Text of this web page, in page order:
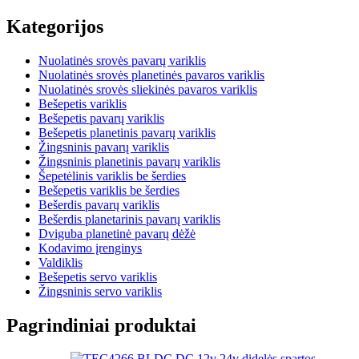
Kategorijos
Nuolatinės srovės pavarų variklis
Nuolatinės srovės planetinės pavaros variklis
Nuolatinės srovės sliekinės pavaros variklis
Bešepetis variklis
Bešepetis pavarų variklis
Bešepetis planetinis pavarų variklis
Žingsninis pavarų variklis
Žingsninis planetinis pavarų variklis
Šepetėlinis variklis be šerdies
Bešepetis variklis be šerdies
Bešerdis pavarų variklis
Bešerdis planetarinis pavarų variklis
Dviguba planetinė pavarų dėžė
Kodavimo įrenginys
Valdiklis
Bešepetis servo variklis
Žingsninis servo variklis
Pagrindiniai produktai